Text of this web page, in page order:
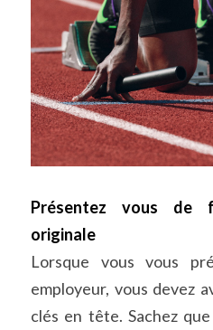
Présentez vous de
originale
Lorsque vous vous
employeur, vous devez
clés en tête. Sachez